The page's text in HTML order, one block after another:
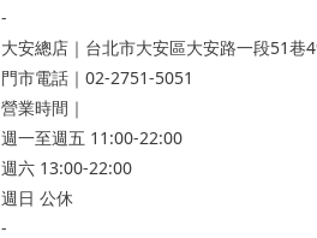
-
大安總店 ｜台北市大安區大安路一段51巷
門市電話｜02-2751-5051
營業時間｜
週一至週五 11:00-22:00
週六 13:00-22:00
週日 公休
-